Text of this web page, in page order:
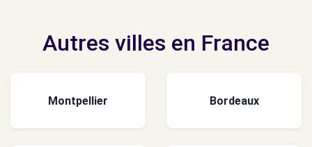
Autres villes en France
Montpellier Bordeaux